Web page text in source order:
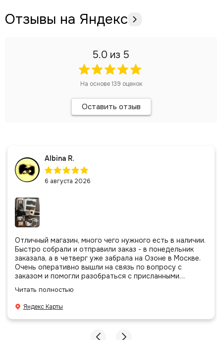
Отзывы на Яндекс
5.0 из 5
На основе139 оценок
Оставить отзыв
Albina R.
6 августа 2026
Отличный магазин, много чего нужного есть в наличии.
Быстро собрали и отправили заказ - в понедельник
заказала, а в четверг уже забрала на Озоне в Москве.
Очень оперативно вышли на связь по вопросу с
заказом и помогли разобраться с присланными
даже есть подарочек, очень приятно. Спасибо
большое команде!
Читать полностью
Яндекс Карты